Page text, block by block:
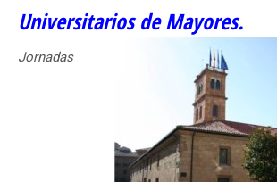
Universitarios de Mayores.
Jornadas